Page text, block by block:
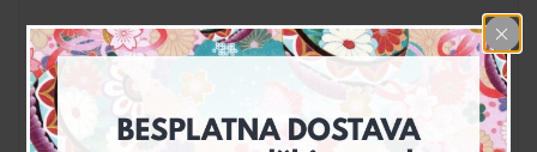
AKCIJA
DEZINFEKCIJA
DODACI ISHRANI
GALA SET